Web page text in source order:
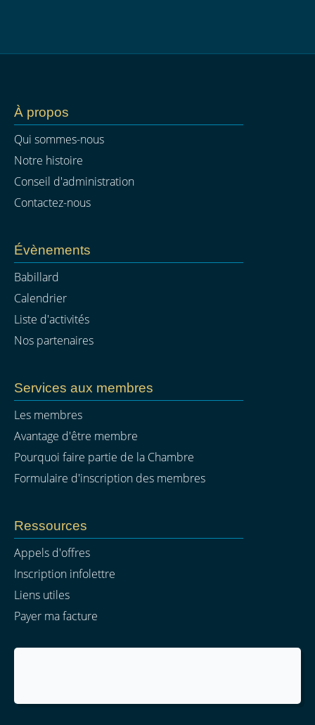
À propos
Qui sommes-nous
Notre histoire
Conseil d'administration
Contactez-nous
Évènements
Babillard
Calendrier
Liste d'activités
Nos partenaires
Services aux membres
Les membres
Avantage d'être membre
Pourquoi faire partie de la Chambre
Formulaire d'inscription des membres
Ressources
Appels d'offres
Inscription infolettre
Liens utiles
Payer ma facture